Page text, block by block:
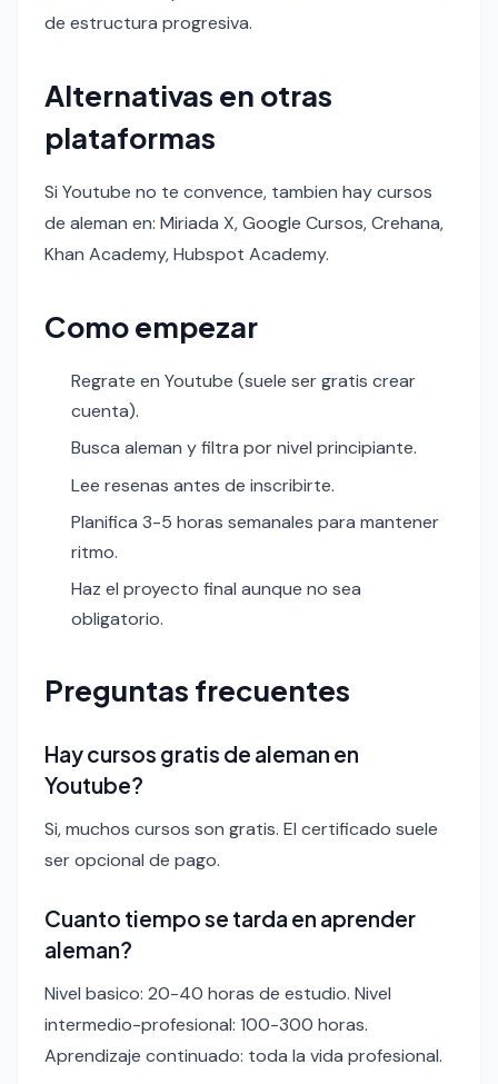
de estructura progresiva.
Alternativas en otras
plataformas
Si Youtube no te convence, tambien hay cursos
de aleman en: Miriada X, Google Cursos, Crehana,
Khan Academy, Hubspot Academy.
Como empezar
Regrate en Youtube (suele ser gratis crear
cuenta).
Busca aleman y filtra por nivel principiante.
Lee resenas antes de inscribirte.
Planifica 3-5 horas semanales para mantener
ritmo.
Haz el proyecto final aunque no sea
obligatorio.
Preguntas frecuentes
Hay cursos gratis de aleman en
Youtube?
Si, muchos cursos son gratis. El certificado suele
ser opcional de pago.
Cuanto tiempo se tarda en aprender
aleman?
Nivel basico: 20-40 horas de estudio. Nivel
intermedio-profesional: 100-300 horas.
Aprendizaje continuado: toda la vida profesional.